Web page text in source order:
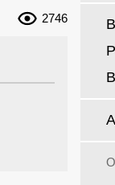
2746